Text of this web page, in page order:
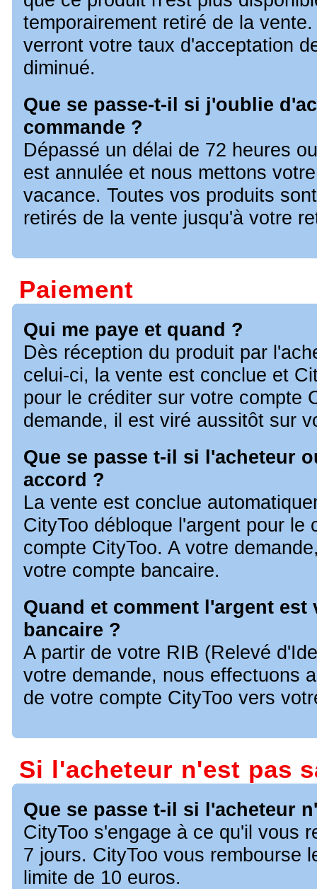
temporairement retiré de la
verront votre taux d'acceptation
diminué.
Que se passe-t-il si j'oublie
commande ?
Dépassé un délai de 72 heures
est annulée et nous mettons
vacance. Toutes vos produits
retirés de la vente jusqu'à votre
Paiement
Qui me paye et quand ?
Dès réception du produit par
celui-ci, la vente est conclue et
pour le créditer sur votre compte
demande, il est viré aussitôt sur
Que se passe t-il si l'acheteur
accord ?
La vente est conclue
CityToo débloque l'argent pour le
compte CityToo. A votre
votre compte bancaire.
Quand et comment l'argent
bancaire ?
A partir de votre RIB (Relevé
votre demande, nous effectuons
de votre compte CityToo vers
Si l'acheteur n'est pas
Que se passe t-il si l'acheteur
CityToo s'engage à ce qu'il vous
7 jours. CityToo vous rembourse
limite de 10 euros.